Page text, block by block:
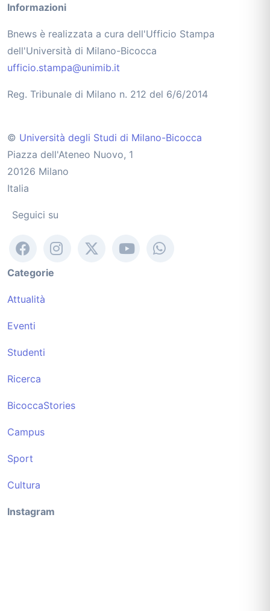
Informazioni
Bnews è realizzata a cura dell'Ufficio Stampa
dell'Università di Milano-Bicocca
ufficio.stampa@unimib.it
Reg. Tribunale di Milano n. 212 del 6/6/2014
© Università degli Studi di Milano-Bicocca
Piazza dell'Ateneo Nuovo, 1
20126 Milano
Italia
Seguici su
Categorie
Attualità
Eventi
Studenti
Ricerca
BicoccaStories
Campus
Sport
Cultura
Instagram